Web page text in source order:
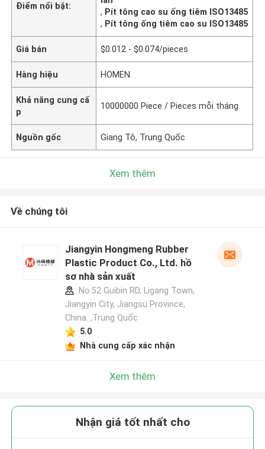
Điểm nổi bật:
, Pít tông cao su ống tiêm ISO13485
, Pít tông ống tiêm cao su ISO13485
Giá bán $0.012 - $0.074/pieces
Hàng hiệu HOMEN
Khả năng cung cấ
p
10000000 Piece / Pieces mỗi tháng
Nguồn gốc Giang Tô, Trung Quốc
Xem thêm
Về chúng tôi
Jiangyin Hongmeng Rubber
Plastic Product Co., Ltd. hồ
sơ nhà sản xuất
No.52 Guibin RD, Ligang Town,
Jiangyin City, Jiangsu Province,
China. ,Trung Quốc
5.0
Nhà cung cấp xác nhận
Xem thêm
Nhận giá tốt nhất cho